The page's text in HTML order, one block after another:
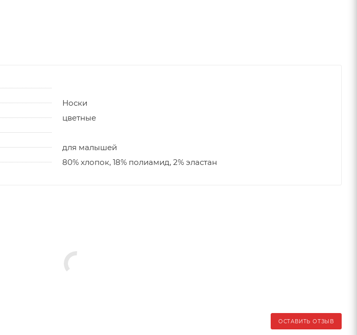
Носки
цветные
для малышей
80% хлопок, 18% полиамид, 2% эластан
ОСТАВИТЬ ОТЗЫВ